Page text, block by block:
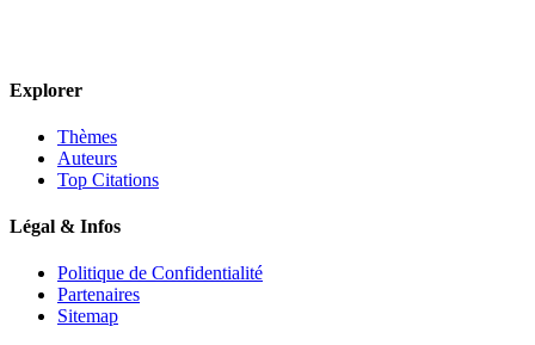
Explorer
Thèmes
Auteurs
Top Citations
Légal & Infos
Politique de Confidentialité
Partenaires
Sitemap